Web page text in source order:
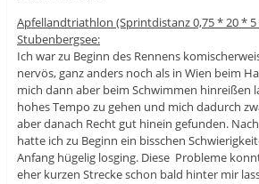
Apfellandtriathlon (Sprintdistanz 0,75 * 20 * 5
Stubenbergsee:
Ich war zu Beginn des Rennens
nervös, ganz anders noch als in Wien beim
mich dann aber beim Schwimmen hinreißen
hohes Tempo zu gehen und mich dadurch
aber danach Recht gut hinein gefunden.
hatte ich zu Beginn ein bisschen
Anfang hügelig losging. Diese Probleme
eher kurzen Strecke schon bald hinter mir